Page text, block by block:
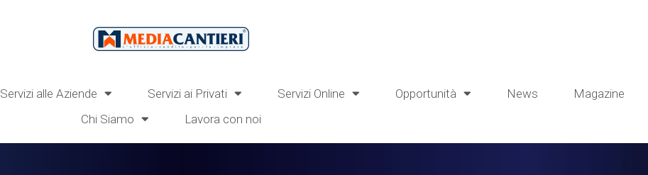
Servizi alle Aziende Servizi ai Privati Servizi Online Opportunità News
Magazine
Chi Siamo
Lavora con noi